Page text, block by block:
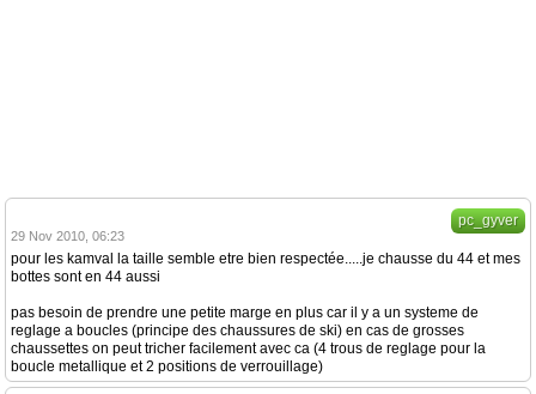
pc_gyver
29 Nov 2010, 06:23
pour les kamval la taille semble etre bien respectée.....je chausse du 44 et mes
bottes sont en 44 aussi
pas besoin de prendre une petite marge en plus car il y a un systeme de
reglage a boucles (principe des chaussures de ski) en cas de grosses
chaussettes on peut tricher facilement avec ca (4 trous de reglage pour la
boucle metallique et 2 positions de verrouillage)